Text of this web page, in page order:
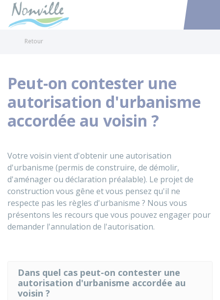
Accéder
Retour
Peut-on contester une
autorisation d'urbanisme
accordée au voisin ?
Votre voisin vient d'obtenir une autorisation
d'urbanisme (permis de construire, de démolir,
d'aménager ou déclaration préalable). Le projet de
construction vous gêne et vous pensez qu'il ne
respecte pas les règles d'urbanisme ? Nous vous
présentons les recours que vous pouvez engager pour
demander l'annulation de l'autorisation.
Dans quel cas peut-on contester une
autorisation d'urbanisme accordée au
voisin ?